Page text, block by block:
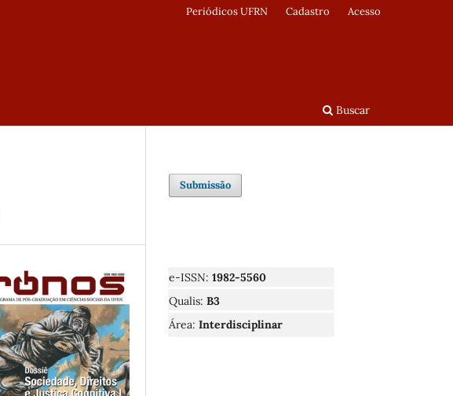
Buscar
Periódicos UFRN Cadastro Acesso
Submissão
e-ISSN: 1982-5560
Qualis: B3
Área: Interdisciplinar